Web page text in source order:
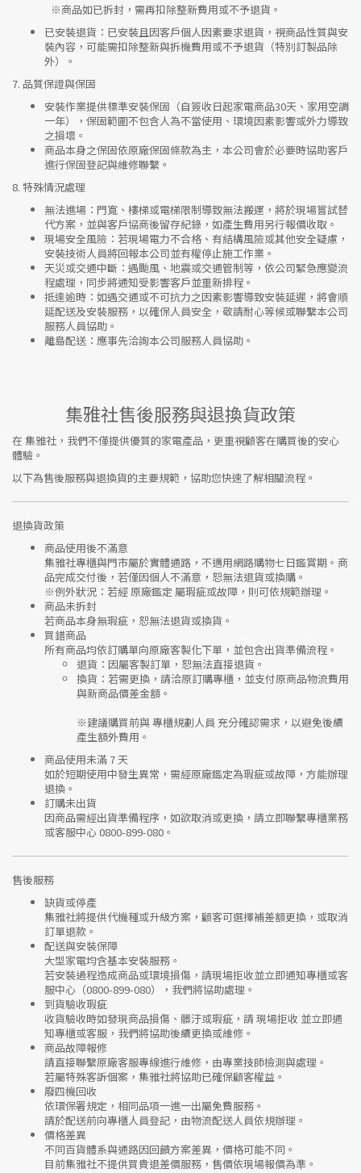
※商品如已拆封，需再扣除整新費用或不予退貨。
已安裝退貨 ：已安裝且因客戶個人因素要求退貨，視商品性質與安
裝內容，可能需扣除整新與拆機費用或不予退貨（特別訂製品除
外）。
7. 品質保證與保固
安裝作業提供標準安裝保固（自簽收日起家電商品30天、家用空調
一年），保固範圍不包含人為不當使用、環境因素影響或外力導致
之損壞。
商品本身之保固依原廠保固條款為主，本公司會於必要時協助客戶
進行保固登記與維修聯繫。
8. 特殊情況處理
無法進場 ：門寬、樓梯或電梯限制導致無法搬運，將於現場嘗試替
代方案，並與客戶協商後留存紀錄，如產生費用另行報價收取。
現場安全風險 ： 若現場電力不合格、有結構風險或其他安全疑慮，
安裝技術人員將回報本公司並有權停止施工作業。
天災或交通中斷 ：遇颱風、地震或交通管制等，依公司緊急應變流
程處理，同步將通知受影響客戶並重新排程。
抵達逾時 ：如遇交通或不可抗力之因素影響導致安裝延遲，將會順
延配送及安裝服務，以確保人員安全，敬請耐心等候或聯繫本公司
服務人員協助。
離島配送 ：應事先洽詢本公司服務人員協助。
集雅社售後服務與退換貨政策
在集雅社 ，我們不僅提供優質的家電產品，更重視顧客在購買後的安心
體驗。
以下為售後服務與退換貨的主要規範，協助您快速了解相關流程。
退換貨政策
商品使用後不滿意
集雅社專櫃與門市屬於實體通路，不適用網路購物七日鑑賞期 。商
品完成交付後，若僅因個人不滿意，恕無法退貨或換購。
※例外狀況：若經 原廠鑑定 屬瑕疵或故障，則可依規範辦理。
商品未拆封
若商品本身無瑕疵，恕無法退貨或換貨。
買錯商品
所有商品均依訂購單向原廠客製化下單 ，並包含出貨準備流程。
退貨 ：因屬客製訂單，恕無法直接退貨。
換貨 ：若需更換，請洽原訂購專櫃，並支付原商品物流費用
與新商品價差金額 。
※建議購買前與專櫃規劃人員 充分確認需求，以避免後續
產生額外費用。
商品使用未滿 7 天
如於短期使用中發生異常，需經原廠鑑定為瑕疵或故障，方能辦理
退換。
訂購未出貨
因商品需經出貨準備程序，如欲取消或更換，請立即聯繫專櫃業務
或客服中心 0800-899-080 。
售後服務
缺貨或停產
集雅社將提供代機種或升級方案 ，顧客可選擇補差額更換，或取消
訂單退款。
配送與安裝保障
大型家電均含基本安裝服務。
若安裝過程造成商品或環境損傷，請現場拒收並立即通知專櫃或客
服中心 （0800-899-080），我們將協助處理。
到貨驗收瑕疵
收貨驗收時如發現商品損傷、髒汙或瑕疵 ，請 現場拒收 並立即通
知專櫃或客服，我們將協助後續更換或維修。
商品故障報修
請直接聯繫原廠客服專線進行維修，由專業技師檢測與處理。
若屬特殊客訴個案，集雅社將協助已確保顧客權益。
廢四機回收
依環保署規定，相同品項一進一出屬免費服務。
請於配送前向專櫃人員登記，由物流配送人員依規辦理。
價格差異
不同百貨體系與通路因回饋方案差異，價格可能不同。
目前集雅社不提供買貴退差價服務 ，售價依現場報價為準。